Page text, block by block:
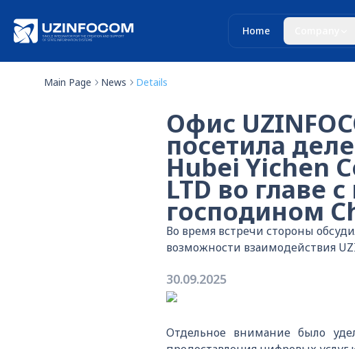
Home
Main Page News Details
Офис
посетила
Hubei Yichen
LTD во главе
господином
Во время встречи стороны
возможности взаимодействия
30.09.2025
Отдельное внимание было